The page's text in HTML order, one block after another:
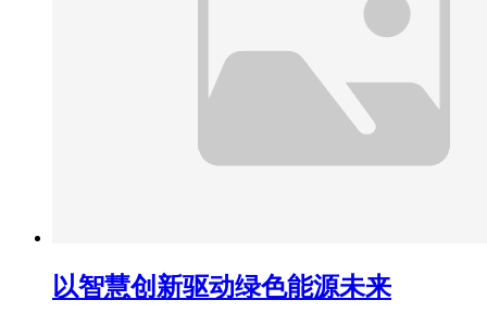
以智慧创新驱动绿色能源未来